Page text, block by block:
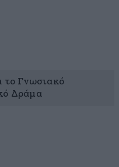
το Γνωσιακό
Δράμα